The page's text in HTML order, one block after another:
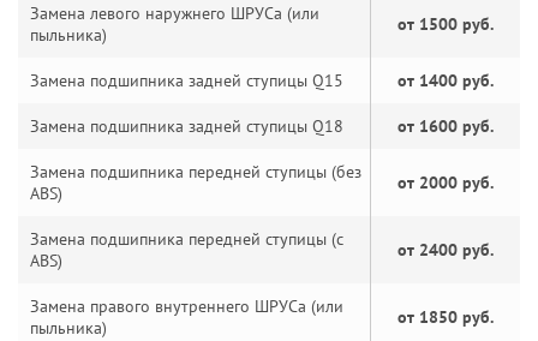
Замена левого наружнего ШРУСа (или
пыльника)
от 1500 руб.
Замена подшипника задней ступицы Q15 от 1400 руб.
Замена подшипника задней ступицы Q18 от 1600 руб.
Замена подшипника передней ступицы (без
ABS)
от 2000 руб.
Замена подшипника передней ступицы (с
ABS)
от 2400 руб.
Замена правого внутреннего ШРУСа (или
пыльника)
от 1850 руб.